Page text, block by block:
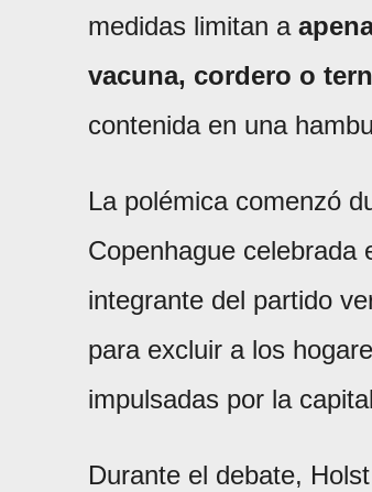
medidas limitan a
vacuna, cordero o
contenida en una
La polémica comenzó
Copenhague celebrada
integrante del partido
para excluir a los
impulsadas por la
Durante el debate,